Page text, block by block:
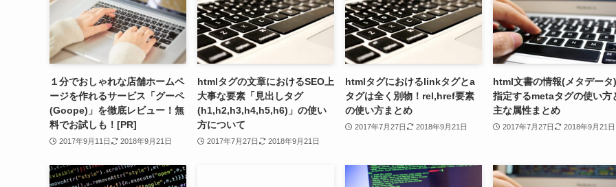
１分でおしゃれな店舗ホームペ
ージを作れるサービス「グーペ
(Goope)」を徹底レビュー！無
料でお試しも！[PR]
2017年9月11日 2018年9月21日
htmlタグの文章におけるSEO上
大事な要素「見出しタグ
(h1,h2,h3,h4,h5,h6)」の使い
方について
2017年7月27日 2018年9月21日
htmlタグにおけるlinkタグとa
タグは全く別物！rel,href要素
の使い方まとめ
2017年7月27日 2018年9月21日
html文書の情報(メタデータ
指定するmetaタグの使い方
主な属性まとめ
2017年7月27日 2018年9月21日